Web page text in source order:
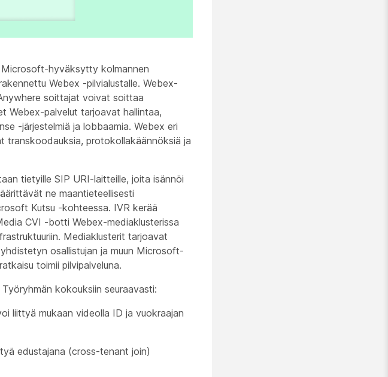
hyväksytty kolmannen
Webex -pilvialustalle. Webex-
soittajat voivat soittaa
Webex-palvelut tarjoavat hallintaa,
-järjestelmiä ja lobbaamia. Webex eri
transkoodauksia, protokollakäännöksiä ja
tietyille SIP URI-laitteille, joita isännöi
ne maantieteellisesti
Kutsu -kohteessa. IVR kerää
CVI -botti Webex-mediaklusterissa
Mediaklusterit tarjoavat
osallistujan ja muun Microsoft-
toimii pilvipalveluna.
kokouksiin seuraavasti:
liittyä mukaan videolla ID ja vuokraajan
edustajana (cross-tenant join)